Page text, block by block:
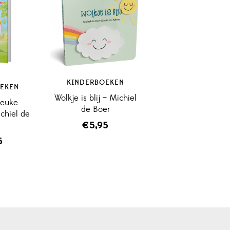
de
KINDERBOEKEN
Wolkje is blij – Michiel
de Boer
€5,95